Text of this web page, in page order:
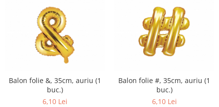
Balon folie &, 35cm, auriu (1
buc.)
6,10 Lei
Balon folie #, 35cm, auriu (1
buc.)
6,10 Lei